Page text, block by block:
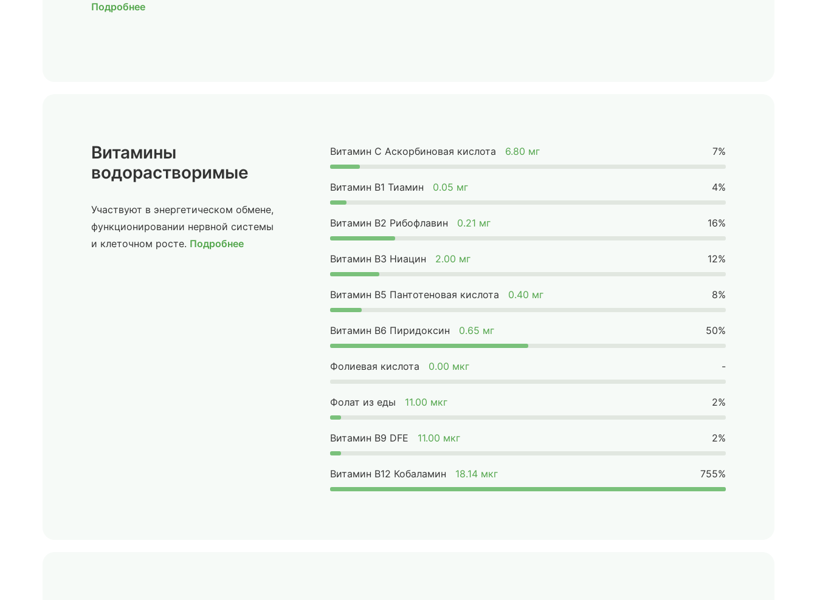
Подробнее
Витамины
водорастворимые
Участвуют в энергетическом обмене,
функционировании нервной системы
и клеточном росте. Подробнее
Витамин C Аскорбиновая кислота 6.80 мг 7%
Витамин B1 Тиамин 0.05 мг 4%
Витамин B2 Рибофлавин 0.21 мг 16%
Витамин B3 Ниацин 2.00 мг 12%
Витамин B5 Пантотеновая кислота 0.40 мг 8%
Витамин B6 Пиридоксин 0.65 мг 50%
Фолиевая кислота 0.00 мкг -
Фолат из еды 11.00 мкг 2%
Витамин B9 DFE 11.00 мкг 2%
Витамин B12 Кобаламин 18.14 мкг 755%